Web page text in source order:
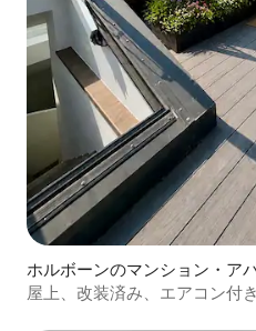
ホルボーンのマンション・ア
屋上、改装済み、エアコン付